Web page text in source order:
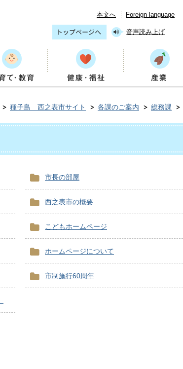
本文へ Foreign language
音声読み上げ
種子島 西之表市サイト 各課のご案内 総務課
市長の部屋
西之表市の概要
こどもホームページ
ホームページについて
市制施行60周年